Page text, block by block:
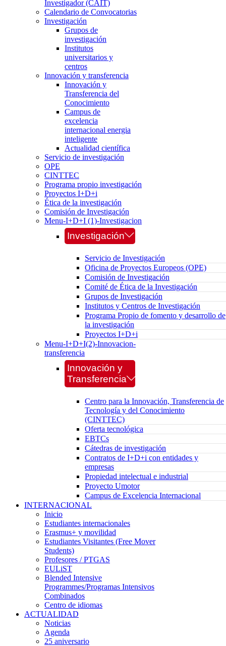
Investigador (CAIT)
Calendario de Convocatorias
Investigación
Grupos de
investigación
Institutos
universitarios y
centros
Innovación y transferencia
Innovación y
Transferencia del
Conocimiento
Campus de
excelencia
internacional energia
inteligente
Actualidad científica
Servicio de investigación
OPE
CINTTEC
Programa propio investigación
Proyectos I+D+i
Ética de la investigación
Comisión de Investigación
Menu-I+D+I (1)-Investigacion
Investigación
Servicio de Investigación
Oficina de Proyectos Europeos (OPE)
Comisión de Investigación
Comité de Ética de la Investigación
Grupos de Investigación
Institutos y Centros de Investigación
Programa Propio de fomento y desarrollo de
la investigación
Proyectos I+D+i
Menu-I+D+I(2)-Innovacion-
transferencia
Innovación y
Transferencia
Centro para la Innovación, Transferencia de
Tecnología y del Conocimiento
(CINTTEC)
Oferta tecnológica
EBTCs
Cátedras de investigación
Contratos de I+D+i con entidades y
empresas
Propiedad intelectual e industrial
Proyecto Umotor
Campus de Excelencia Internacional
INTERNACIONAL
Inicio
Estudiantes internacionales
Erasmus+ y movilidad
Estudiantes Visitantes (Free Mover
Students)
Profesores / PTGAS
EULiST
Blended Intensive
Programmes/Programas Intensivos
Combinados
Centro de idiomas
ACTUALIDAD
Noticias
Agenda
25 aniversario